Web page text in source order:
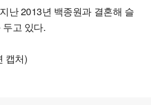
난 2013년 백종원과 결혼해 슬
고 있다.
캡처)